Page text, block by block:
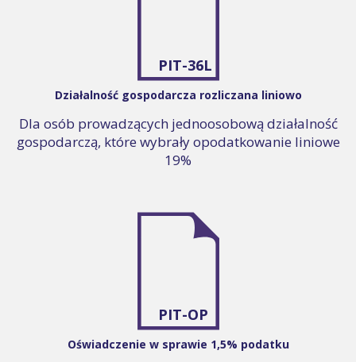
PIT-36L
Działalność gospodarcza rozliczana liniowo
Dla osób prowadzących jednoosobową działalność
gospodarczą, które wybrały opodatkowanie liniowe
19%
PIT-OP
Oświadczenie w sprawie 1,5% podatku